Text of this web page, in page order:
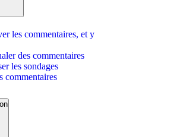
les commentaires, et y
des commentaires
les sondages
commentaires